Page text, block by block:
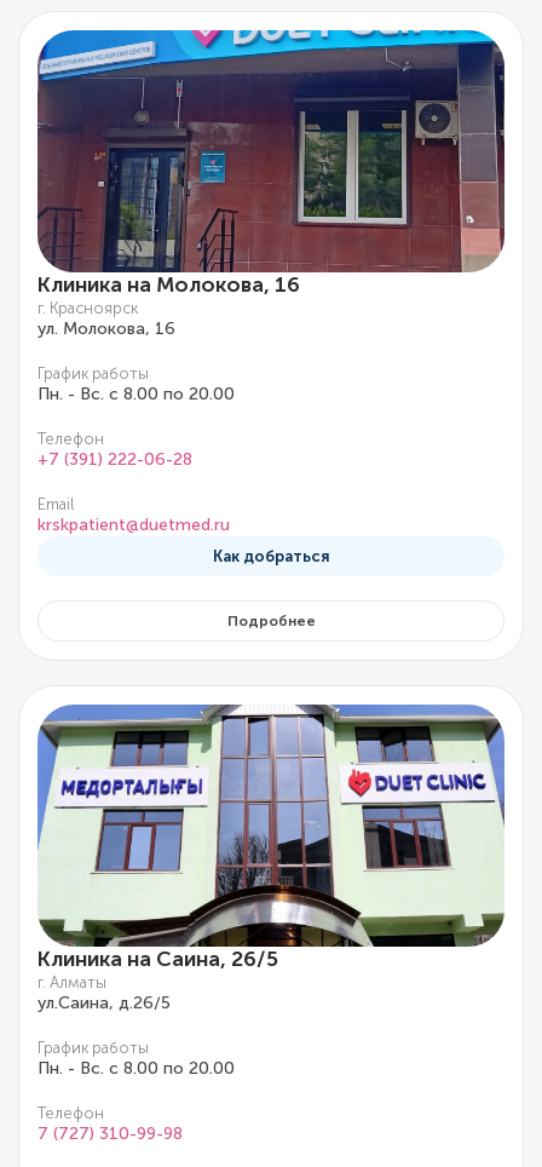
Клиника на Молокова, 16
г. Красноярск
ул. Молокова, 16
График работы
Пн. - Вс. с 8.00 по 20.00
Телефон
+7 (391) 222-06-28
Email
krskpatient@duetmed.ru
Как добраться
Подробнее
Клиника на Саина, 26/5
г. Алматы
ул.Саина, д.26/5
График работы
Пн. - Вс. с 8.00 по 20.00
Телефон
7 (727) 310-99-98